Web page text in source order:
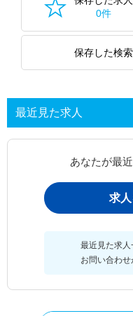
0件
保存した検
最近見た求人
あなたが最
求
最近見た求人
お問い合わせ